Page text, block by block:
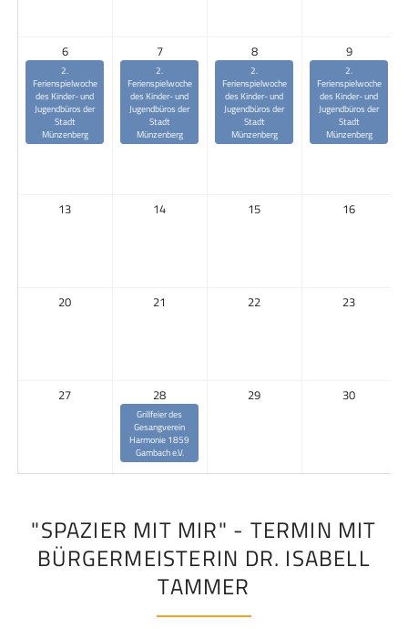
6
2.
Ferienspielwoche
des Kinder- und
Jugendbüros der
Stadt
Münzenberg
7
2.
Ferienspielwoche
des Kinder- und
Jugendbüros der
Stadt
Münzenberg
8
2.
Ferienspielwoche
des Kinder- und
Jugendbüros der
Stadt
Münzenberg
9
2.
Ferienspielwoche
des Kinder- und
Jugendbüros der
Stadt
Münzenberg
13 14 15 16
20 21 22 23
27 28
Grillfeier des
Gesangverein
Harmonie 1859
Gambach e.V.
29 30
"SPAZIER MIT MIR" - TERMIN MIT
BÜRGERMEISTERIN DR. ISABELL
TAMMER